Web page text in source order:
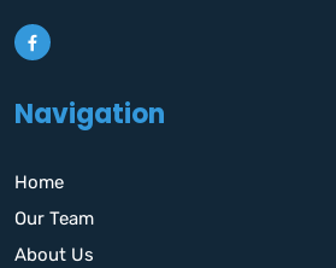
Navigation
Home
Our Team
About Us